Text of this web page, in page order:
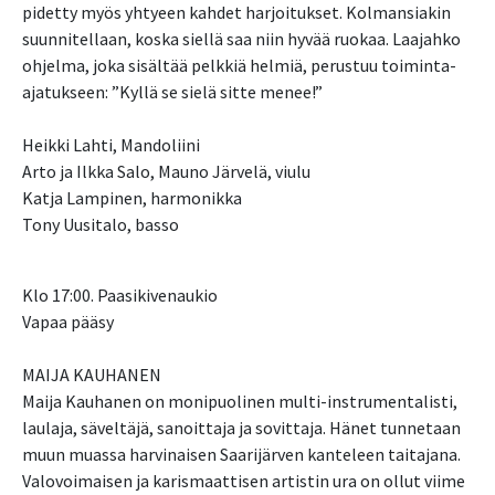
pidetty myös yhtyeen kahdet harjoitukset. Kolmansiakin
suunnitellaan, koska siellä saa niin hyvää ruokaa. Laajahko
ohjelma, joka sisältää pelkkiä helmiä, perustuu toiminta-
ajatukseen: ”Kyllä se sielä sitte menee!”
Heikki Lahti, Mandoliini
Arto ja Ilkka Salo, Mauno Järvelä, viulu
Katja Lampinen, harmonikka
Tony Uusitalo, basso
Klo 17:00. Paasikivenaukio
Vapaa pääsy
MAIJA KAUHANEN
Maija Kauhanen on monipuolinen multi-instrumentalisti,
laulaja, säveltäjä, sanoittaja ja sovittaja. Hänet tunnetaan
muun muassa harvinaisen Saarijärven kanteleen taitajana.
Valovoimaisen ja karismaattisen artistin ura on ollut viime